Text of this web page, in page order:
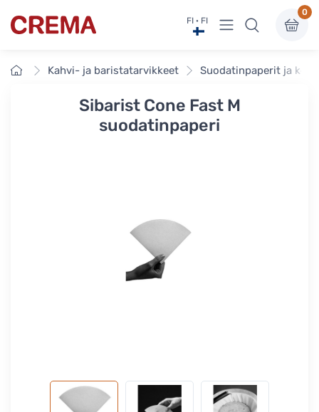
Crema FI · FI Näytä valikko
0
EtusivuKahvi- ja baristatarvikkeet Suodatinpaperit ja
Sibarist Cone Fast M
suodatinpaperi